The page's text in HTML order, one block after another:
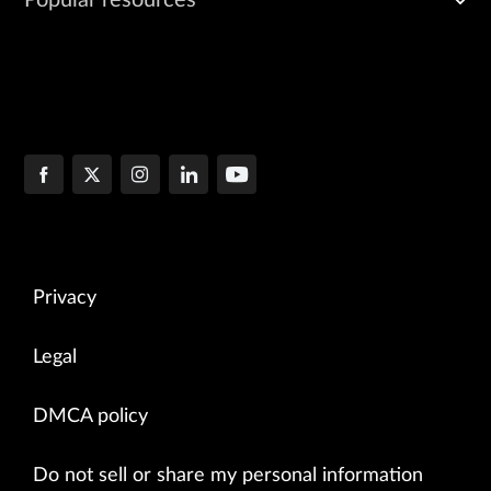
Privacy
Legal
DMCA policy
Do not sell or share my personal information